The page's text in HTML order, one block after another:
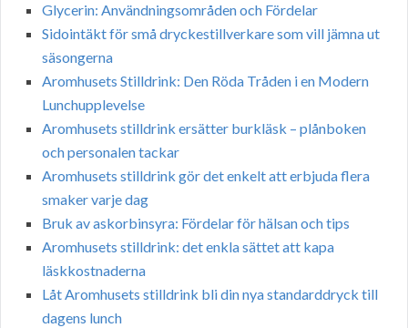
Glycerin: Användningsområden och Fördelar
Sidointäkt för små dryckestillverkare som vill jämna ut
säsongerna
Aromhusets Stilldrink: Den Röda Tråden i en Modern
Lunchupplevelse
Aromhusets stilldrink ersätter burkläsk – plånboken
och personalen tackar
Aromhusets stilldrink gör det enkelt att erbjuda flera
smaker varje dag
Bruk av askorbinsyra: Fördelar för hälsan och tips
Aromhusets stilldrink: det enkla sättet att kapa
läskkostnaderna
Låt Aromhusets stilldrink bli din nya standarddryck till
dagens lunch